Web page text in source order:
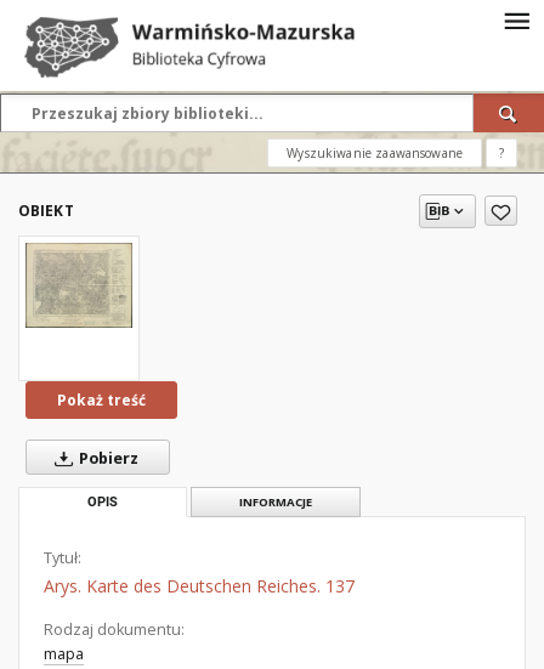
Wyszukiwanie zaawansowane ?
OBIEKT
Pokaż treść
Pobierz
OPIS INFORMACJE
Tytuł:
Arys. Karte des Deutschen Reiches. 137
Rodzaj dokumentu:
mapa